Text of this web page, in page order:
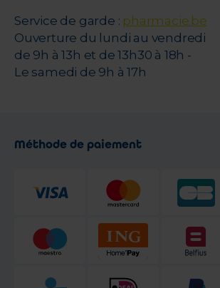
Service de garde : pharmacie.be
Ouverture du lundi au vendredi
de 9h à 13h et de 13h30 à 18h -
Le samedi de 9h à 17h
Méthode de paiement